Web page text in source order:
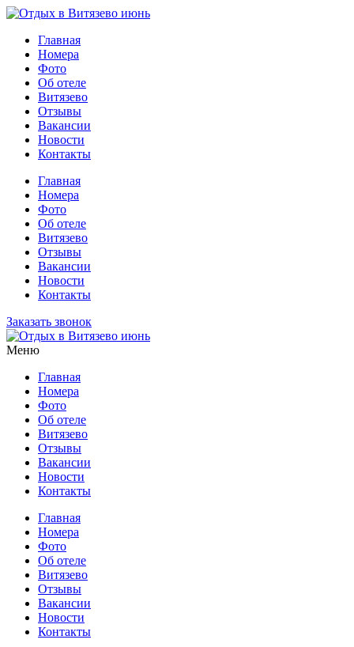
Главная
Номера
Фото
Об отеле
Витязево
Отзывы
Вакансии
Новости
Контакты
Главная
Номера
Фото
Об отеле
Витязево
Отзывы
Вакансии
Новости
Контакты
Заказать звонок
Меню
Главная
Номера
Фото
Об отеле
Витязево
Отзывы
Вакансии
Новости
Контакты
Главная
Номера
Фото
Об отеле
Витязево
Отзывы
Вакансии
Новости
Контакты